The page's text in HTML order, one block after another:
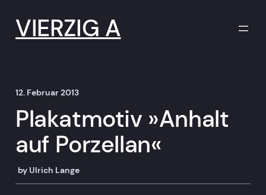
Inhalt
springenVIERZIG A
12. Februar 2013
Plakatmotiv »Anhalt
auf Porzellan«
by Ulrich Lange